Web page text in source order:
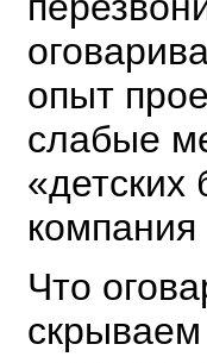
опыт
слабые
«детских
компания
Что